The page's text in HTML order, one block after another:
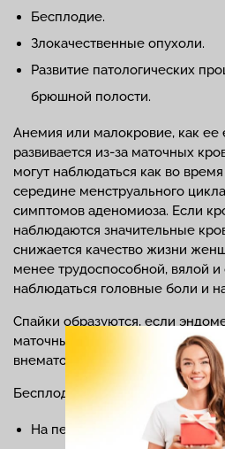
Бесплодие.
Злокачественные опухоли.
Развитие патологических
брюшной полости.
Анемия или малокровие, как ее
развивается из-за маточных
могут наблюдаться как во
середине менструального
симптомов аденомиоза. Если
наблюдаются значительные
снижается качество жизни
менее трудоспособной, вялой и
наблюдаться головные боли и
Спайки образуются, если
маточных трубах. При наличии
внематочной беременности.
Бесплодие при аденомиозе
На первой стадии –